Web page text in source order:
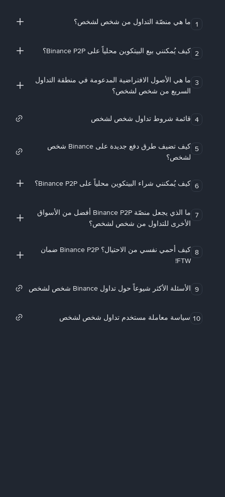
1 ما هي منصّة التداول من شخص لشخص؟
2 كيف يُمكنني بيع البيتكوين محلياً على Binance P2P؟
3 ما هي الأصول الافتراضية المدعومة في منطقة التداول
السريع من شخص لشخص؟
4 قائمة شروط تداول شخص لشخص
5
كيف تضيف طرق دفع جديدة على Binance شخص
لشخص؟
6 كيف يُمكنني شراء البيتكوين محلياً على Binance P2P؟
7
ما الذي يجعل منصّة Binance P2P أفضل من الأسواق
الأخرى للتداول من شخص لشخص؟
8
كيف أحمي نفسي من الاحتيال؟ Binance P2P ضمان
FTW!
9 الأسئلة الأكثر شيوعاً حول تداول Binance شخص لشخص
10 سياسة معاملة مستخدم تداول شخص لشخص